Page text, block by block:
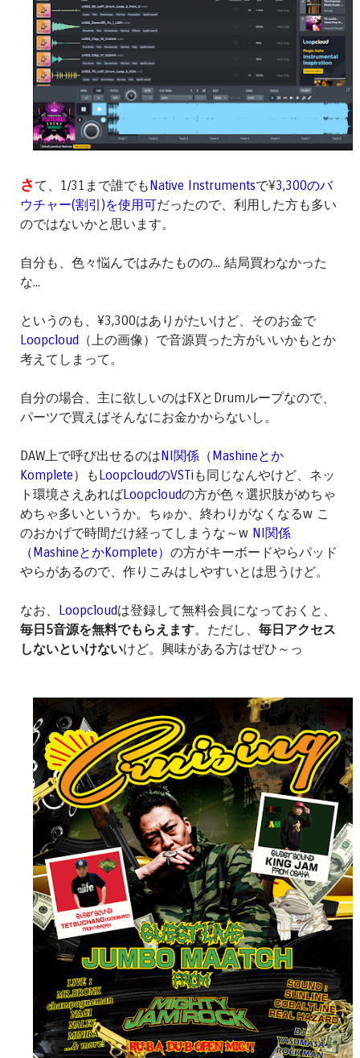
さ て、1/31まで誰でも Native Instrumentsで¥3,300のバ
ウチャー(割引)を使用可だったので、利用した方も多い
のではないかと思います。
自分も、色々悩んではみたものの... 結局買わなかった
な...
というのも、¥3,300はありがたいけど、そのお金で
Loopcloud
（上の画像）で音源買った方がいいかもとか
考えてしまって。
自分の場合、主に欲しいのはFXとDrumループなので、
パーツで買えばそんなにお金かからないし。
DAW上で呼び出せるのは NI関係（Mashineとか
Komplete）
も LoopcloudのVSTiも同じなんやけど、ネッ
ト環境さえあればLoopcloudの方が色々選択肢がめちゃ
めちゃ多いというか。ちゅか、終わりがなくなるw こ
のおかげで時間だけ経ってしまうな～w NI関係
（MashineとかKomplete） の方がキーボードやらパッド
やらがあるので、作りこみはしやすいとは思うけど。
なお、 Loopcloudは登録して無料会員になっておくと、
毎日5音源を無料でもらえます。ただし、 毎日アクセス
しないといけないけど。興味がある方はぜひ～っ